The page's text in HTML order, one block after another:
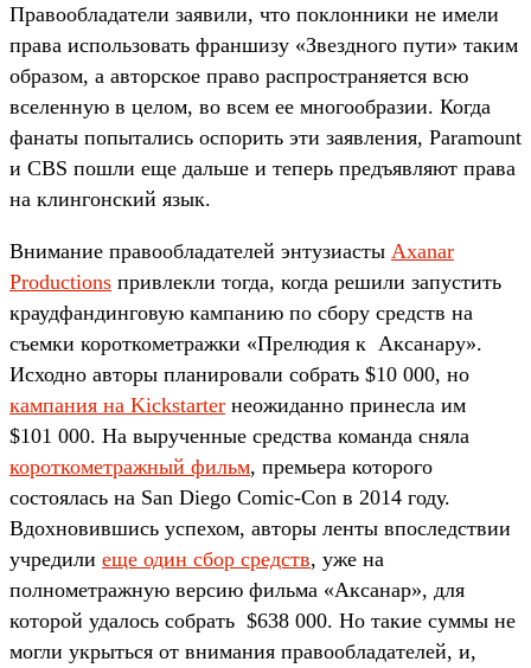
Правообладатели заявили, что поклонники не имели
права использовать франшизу «Звездного пути» таким
образом, а авторское право распространяется всю
вселенную в целом, во всем ее многообразии. Когда
фанаты попытались оспорить эти заявления, Paramount
и CBS пошли еще дальше и теперь предъявляют права
на клингонский язык.
Внимание правообладателей энтузиасты Axanar
Productions привлекли тогда, когда решили запустить
краудфандинговую кампанию по сбору средств на
съемки короткометражки «Прелюдия к Аксанару».
Исходно авторы планировали собрать $10 000, но
кампания на Kickstarter неожиданно принесла им
$101 000. На вырученные средства команда сняла
короткометражный фильм, премьера которого
состоялась на San Diego Comic-Con в 2014 году.
Вдохновившись успехом, авторы ленты впоследствии
учредили еще один сбор средств, уже на
полнометражную версию фильма «Аксанар», для
которой удалось собрать $638 000. Но такие суммы не
могли укрыться от внимания правообладателей, и,